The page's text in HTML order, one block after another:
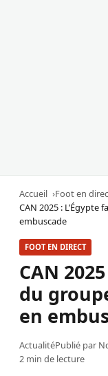
Accueil
Foot en
CAN 2025 : L’Égypte
embuscade
FOOT EN DIRECT
CAN
du
en
ActualitéPublié par
2 min de lecture